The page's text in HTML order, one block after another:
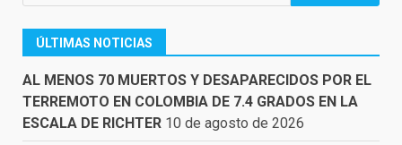
ÚLTIMAS NOTICIAS
AL MENOS 70 MUERTOS Y DESAPARECIDOS POR EL
TERREMOTO EN COLOMBIA DE 7.4 GRADOS EN LA
ESCALA DE RICHTER 10 de agosto de 2026